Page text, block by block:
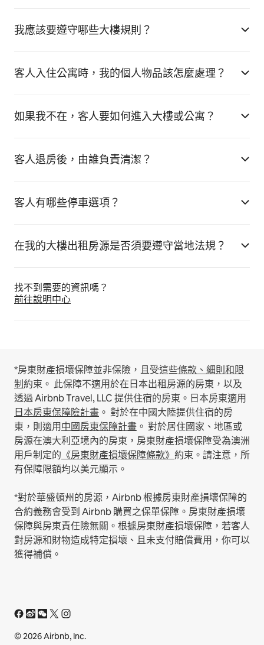
我應該要遵守哪些大樓規則？
客人入住公寓時，我的個人物品該怎麼處理？
如果我不在，客人要如何進入大樓或公寓？
客人退房後，由誰負責清潔？
客人有哪些停車選項？
在我的大樓出租房源是否須要遵守當地法規？
找不到需要的資訊嗎⁠？
前往說明中心
*房東財產損壞保障並非保險，且受這些條款、細則和限
制約束。 此保障不適用於在日本出租房源的房東，以及
透過 Airbnb Travel, LLC 提供住宿的房東。日本房東適用
日⁠本房⁠東保⁠障⁠險計⁠畫 ⁠。 對於在中國大陸提供住宿的房
東，則適用中⁠國房⁠東保⁠障計⁠畫 ⁠。 對於居住國家、地區或
房源在澳大利亞境內的房東，房東財產損壞保障受為澳洲
用戶制定的 《房東財產損壞保障條款》 約束。請注意，所
有保障限額均以美元顯示。
*對於華盛頓州的房源，Airbnb 根據房東財產損壞保障的
合約義務會受到 Airbnb 購買之保單保障。房東財產損壞
保障與房東責任險無關。根據房東財產損壞保障，若客人
對房源和財物造成特定損壞、且未支付賠償費用，你可以
獲得補償。
© 2026 Airbnb, Inc.